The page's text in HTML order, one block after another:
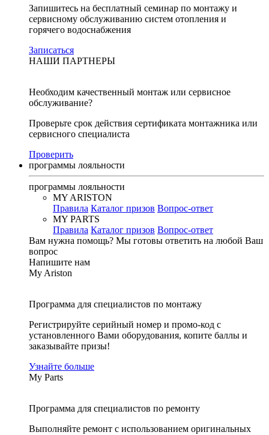
Запишитесь на бесплатный семинар по монтажу и
сервисному обслуживанию систем отопления и
горячего водоснабжения
Записаться
НАШИ ПАРТНЕРЫ
Необходим качественный монтаж или сервисное
обслуживание?
Проверьте срок действия сертификата монтажника или
сервисного специалиста
Проверить
программы лояльности
программы лояльности
MY ARISTON
Правила Каталог призов Вопрос-ответ
MY PARTS
Правила Каталог призов Вопрос-ответ
Вам нужна помощь? Мы готовы ответить на любой Ваш
вопрос
Напишите нам
My Ariston
Программа для специалистов по монтажу
Регистрируйте серийный номер и промо-код с
установленного Вами оборудования, копите баллы и
заказывайте призы!
Узнайте больше
My Parts
Программа для специалистов по ремонту
Выполняйте ремонт с использованием оригинальных